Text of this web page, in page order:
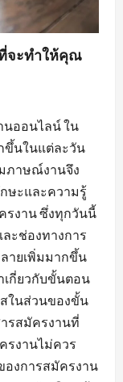
จะทำให้คุณ
ออนไลน์ ใน
ขึ้นในแต่ละวัน
ภาษณ์งานจึง
ษะและความรู้
รงาน ซึ่งทุกวันนี้
ะช่องทางการ
ายเพิ่มมากขึ้น
กี่ยวกับขั้นตอน
ในส่วนของขั้น
รสมัครงานที่
รงานไม่ควร
องการสมัครงาน